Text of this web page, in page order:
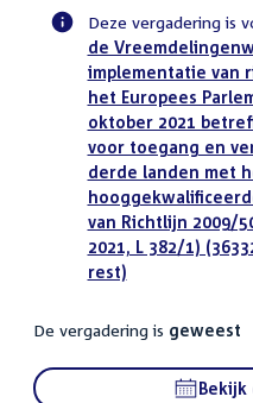
plenaire
activiteit
Deze vergadering is
de
implementatie van
het Europees
oktober 2021
voor toegang en
derde landen met
van Richtlijn 2009/
2021, L 382/1)
rest)
De vergadering is geweest
Bekijk